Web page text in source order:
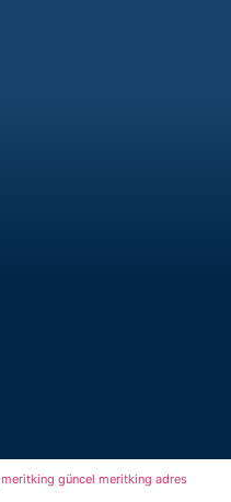
meritking güncel meritking adres